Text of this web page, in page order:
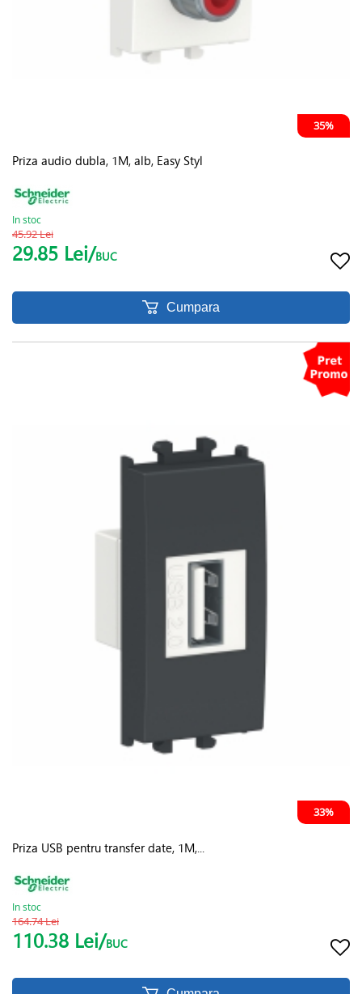
35%
Priza audio dubla, 1M, alb, Easy Styl
In stoc
45.92 Lei
29.85 Lei/BUC
Cumpara
33%
Priza USB pentru transfer date, 1M,...
In stoc
164.74 Lei
110.38 Lei/BUC